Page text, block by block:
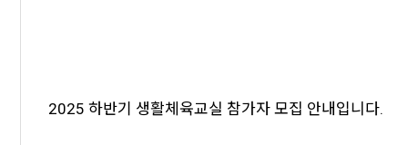
2025 하반기 생활체육교실 참가자 모집 안내입니다.